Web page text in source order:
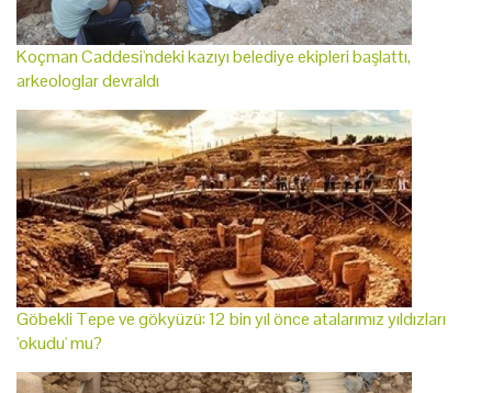
Koçman Caddesi'ndeki kazıyı belediye ekipleri başlattı,
arkeologlar devraldı
Göbekli Tepe ve gökyüzü: 12 bin yıl önce atalarımız yıldızları
'okudu' mu?